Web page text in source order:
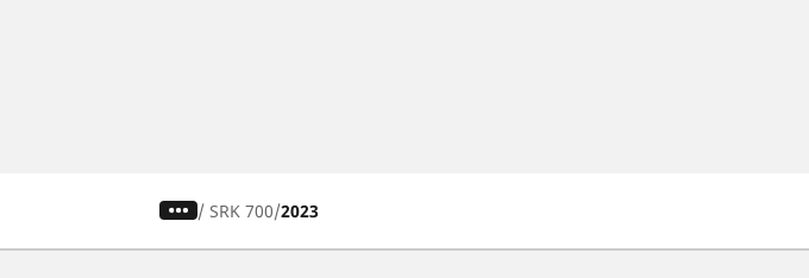
/ SRK 700 2023